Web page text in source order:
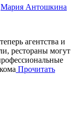
Мария Антошкина
агентства и
рестораны могут
Прочитать